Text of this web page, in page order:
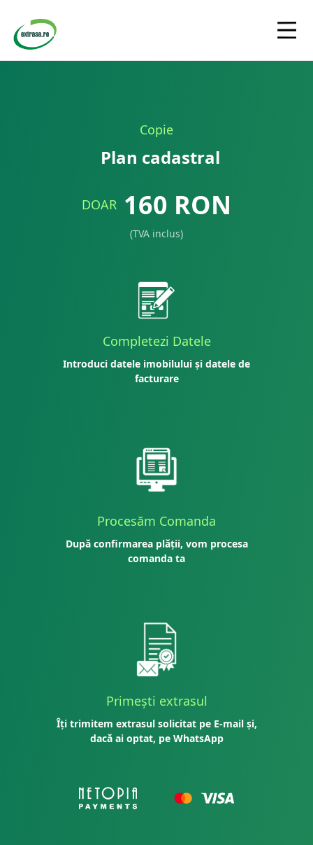
Copie
Plan cadastral
DOAR 160 RON
(TVA inclus)
Completezi Datele
Introduci datele imobilului și datele de
facturare
Procesăm Comanda
După confirmarea plății, vom procesa
comanda ta
Primești extrasul
Îți trimitem extrasul solicitat pe E-mail și,
dacă ai optat, pe WhatsApp